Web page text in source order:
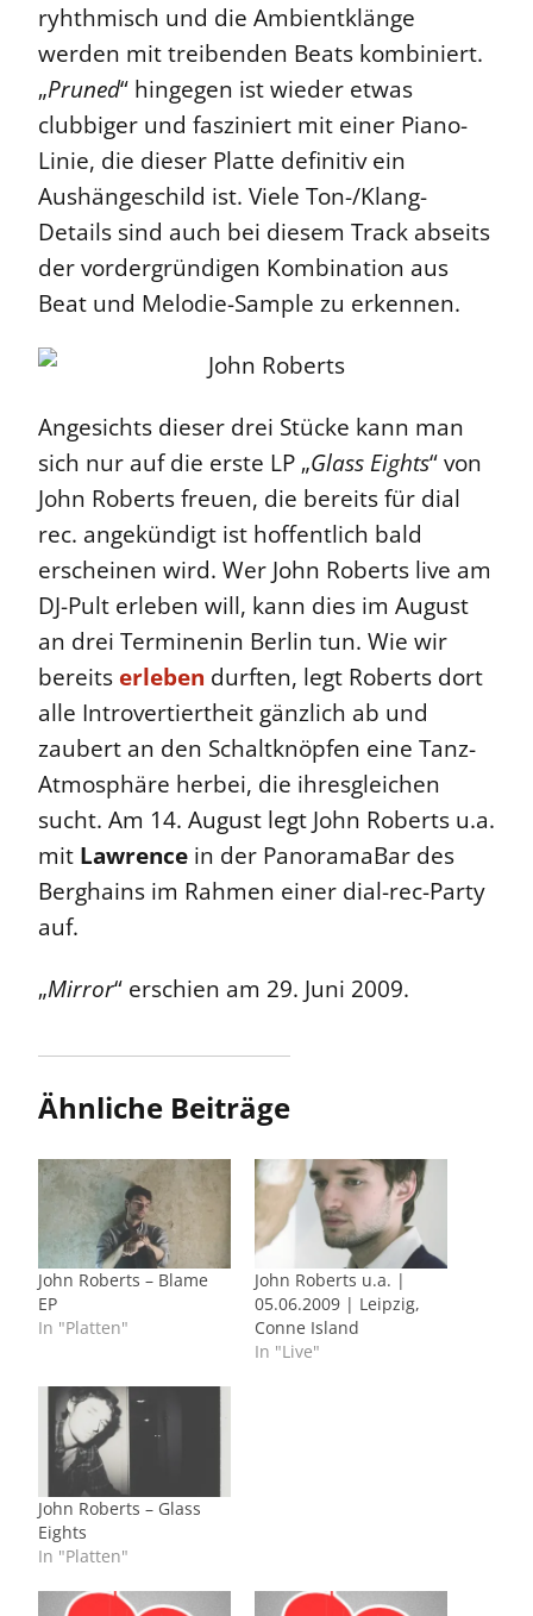
ryhthmisch und die Ambientklänge
werden mit treibenden Beats kombiniert.
„Pruned“ hingegen ist wieder etwas
clubbiger und fasziniert mit einer Piano-
Linie, die dieser Platte definitiv ein
Aushängeschild ist. Viele Ton-/Klang-
Details sind auch bei diesem Track abseits
der vordergründigen Kombination aus
Beat und Melodie-Sample zu erkennen.
Angesichts dieser drei Stücke kann man
sich nur auf die erste LP „Glass Eights“ von
John Roberts freuen, die bereits für dial
rec. angekündigt ist hoffentlich bald
erscheinen wird. Wer John Roberts live am
DJ-Pult erleben will, kann dies im August
an drei Terminenin Berlin tun. Wie wir
bereits erleben durften, legt Roberts dort
alle Introvertiertheit gänzlich ab und
zaubert an den Schaltknöpfen eine Tanz-
Atmosphäre herbei, die ihresgleichen
sucht. Am 14. August legt John Roberts u.a.
mit Lawrence in der PanoramaBar des
Berghains im Rahmen einer dial-rec-Party
auf.
„Mirror“ erschien am 29. Juni 2009.
Ähnliche Beiträge
John Roberts – Blame
EP
In "Platten"
John Roberts u.a. |
05.06.2009 | Leipzig,
Conne Island
In "Live"
John Roberts – Glass
Eights
In "Platten"